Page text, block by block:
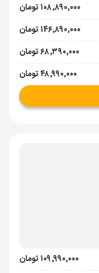
۱۰۸٬۸۹۰٬۰۰۰ تومان
۱۴۶٬۸۹۰٬۰۰۰ تومان
۶۸٬۳۹۰٬۰۰۰ تومان
۴۸٬۹۹۰٬۰۰۰ تومان
۱۰۹٬۹۹۰٬۰۰۰ تومان